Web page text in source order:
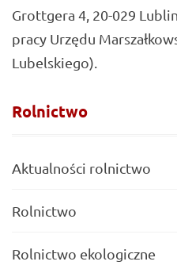
Grottgera 4, 20-029
pracy Urzędu
Lubelskiego).
Rolnictwo
Aktualności rolnictwo
Rolnictwo
Rolnictwo ekologiczne